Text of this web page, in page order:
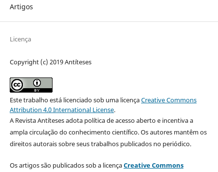
Artigos
Licença
Copyright (c) 2019 Antíteses
Este trabalho está licenciado sob uma licençaCreative Commons
Attribution 4.0 International License.
A Revista Antíteses adota política de acesso aberto e incentiva a
ampla circulação do conhecimento científico. Os autores mantêm os
direitos autorais sobre seus trabalhos publicados no periódico.
Os artigos são publicados sob a licençaCreative Commons